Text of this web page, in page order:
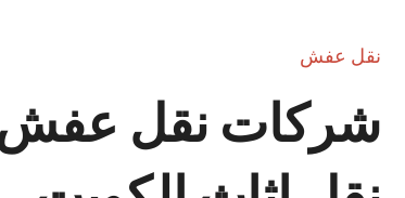
نقل عفش